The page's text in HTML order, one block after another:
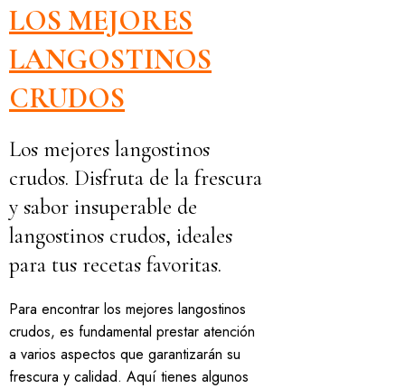
LOS MEJORES
LANGOSTINOS
CRUDOS
Los mejores langostinos
crudos. Disfruta de la frescura
y sabor insuperable de
langostinos crudos, ideales
para tus recetas favoritas.
Para encontrar los mejores langostinos
crudos, es fundamental prestar atención
a varios aspectos que garantizarán su
frescura y calidad. Aquí tienes algunos